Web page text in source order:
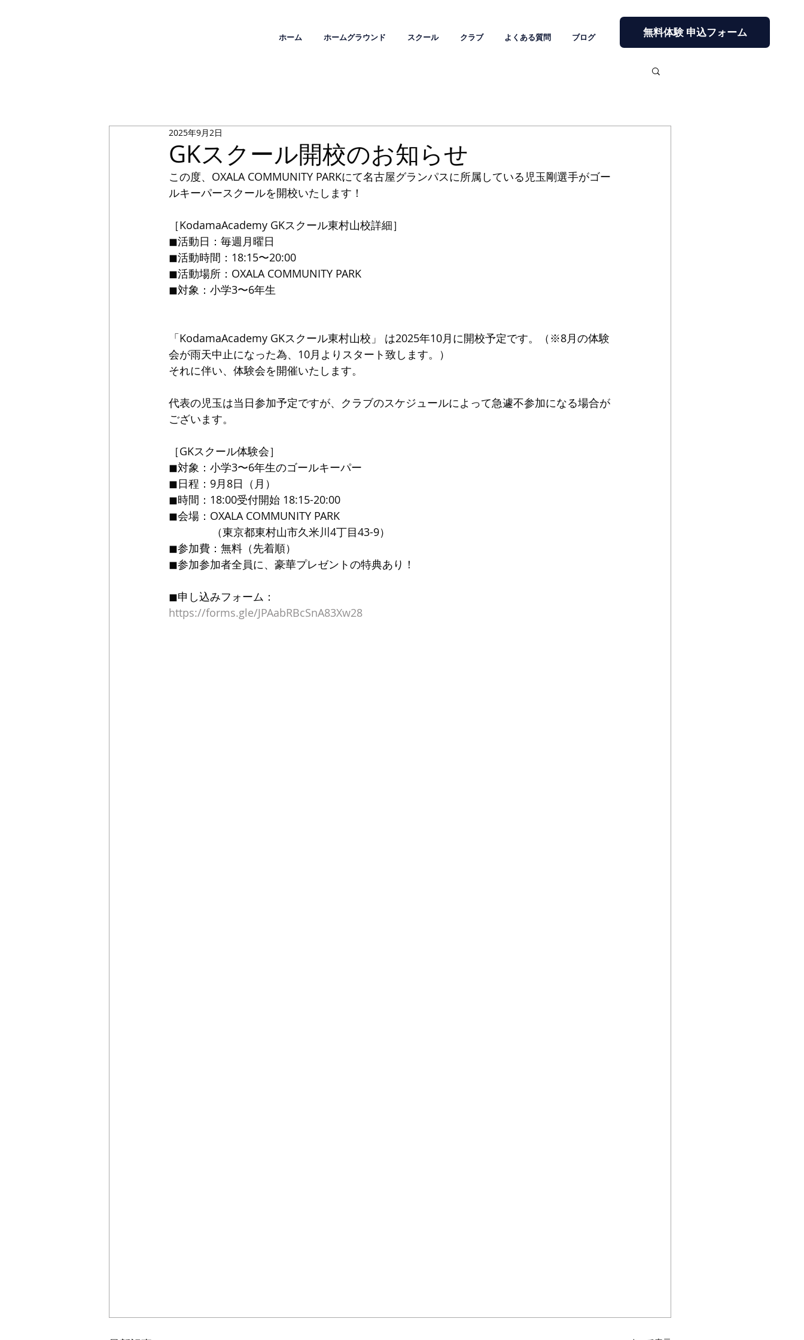
ホーム ホームグラウンド スクール クラブ よくある質問 ブログ 無料体験 申込フォーム
GKスクール開校のお知らせ
2025年9月2日
この度、OXALA COMMUNITY PARKにて名古屋グランパスに所属している児玉剛選手がゴー
ルキーパースクールを開校いたします！
［KodamaAcademy GKスクール東村山校詳細］
◼︎活動日：毎週月曜日
◼︎活動時間：18:15〜20:00
◼︎活動場所：OXALA COMMUNITY PARK
◼︎対象：小学3〜6年生
「KodamaAcademy GKスクール東村山校」 は2025年10月に開校予定です。（※8月の体験
会が雨天中止になった為、10月よりスタート致します。）
それに伴い、体験会を開催いたします。
代表の児玉は当日参加予定ですが、クラブのスケジュールによって急遽不参加になる場合が
ございます。
［GKスクール体験会］
◼︎対象：小学3〜6年生のゴールキーパー
◼︎日程：9月8日（月）
◼︎時間：18:00受付開始 18:15-20:00
◼︎会場：OXALA COMMUNITY PARK
（東京都東村山市久米川4丁目43-9）
◼︎参加費：無料（先着順）
◼︎参加参加者全員に、豪華プレゼントの特典あり！
◼︎申し込みフォーム：
https://forms.gle/JPAabRBcSnA83Xw28